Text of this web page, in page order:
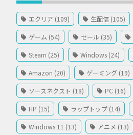
エクリア (109) 生配信 (105)
ゲーム (54) セール (35)
Steam (25) Windows (24)
Amazon (20) ゲーミング (19)
ソースネクスト (18) PC (16)
HP (15) ラップトップ (14)
Windows 11 (13) アニメ (13)